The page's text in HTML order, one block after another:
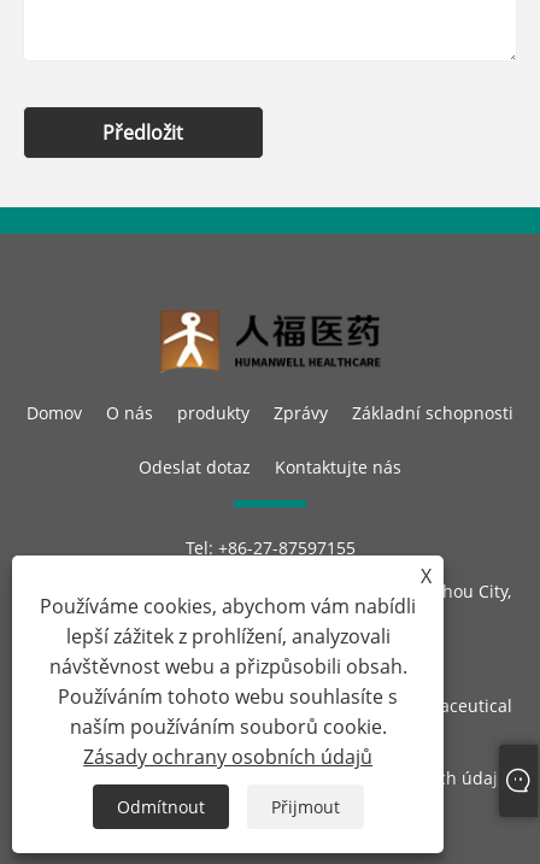
Předložit
Domov O nás produkty Zprávy Základní schopnosti
Odeslat dotaz Kontaktujte nás
Tel: +86-27-87597155
Gedian Economic Development District, E-zhou City,
Hubei, Čína.
Copyright © 2022 Hubei Gedian Humanwell Pharmaceutical
Co., Ltd. Všechna práva vyhrazena
Zásady ochrany osobních údajů
X
Používáme cookies, abychom vám nabídli
lepší zážitek z prohlížení, analyzovali
návštěvnost webu a přizpůsobili obsah.
Používáním tohoto webu souhlasíte s
naším používáním souborů cookie.
Zásady ochrany osobních údajů
Odmítnout Přijmout